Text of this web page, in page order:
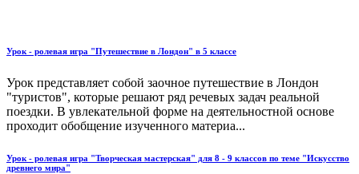
Урок - ролевая игра "Путешествие в Лондон" в 5 классе
Урок представляет собой заочное путешествие в Лондон
"туристов", которые решают ряд речевых задач реальной
поездки. В увлекательной форме на деятельностной основе
проходит обобщение изученного материа...
Урок - ролевая игра "Творческая мастерская" для 8 - 9 классов по теме "Искусство
древнего мира"